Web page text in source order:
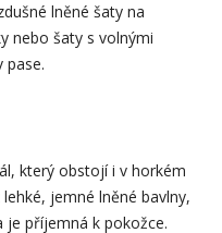
lněné šaty na
nebo šaty s volnými
pase.
který obstojí i v horkém
jemné lněné bavlny,
je příjemná k pokožce.